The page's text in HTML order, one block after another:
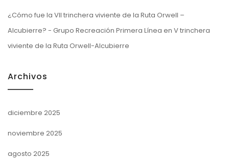
¿Cómo fue la VII trinchera viviente de la Ruta Orwell –
Alcubierre? - Grupo Recreación Primera Línea en V trinchera
viviente de la Ruta Orwell-Alcubierre
Archivos
diciembre 2025
noviembre 2025
agosto 2025